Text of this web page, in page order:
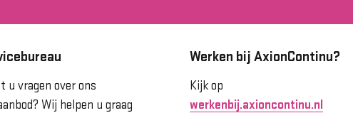
u vragen over ons
Wij helpen u graag
Werken bij AxionContinu?
Kijk op
werkenbij.axioncontinu.nl